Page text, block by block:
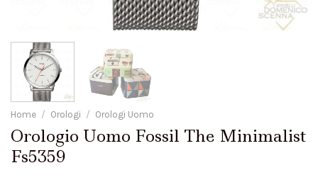
Home / Orologi / Orologi Uomo
Orologio Uomo Fossil The Minimalist
Fs5359